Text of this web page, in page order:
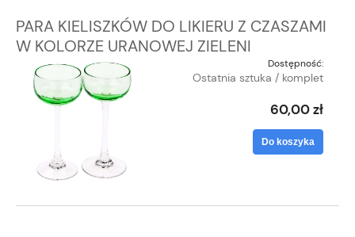
PARA KIELISZKÓW DO LIKIERU Z CZASZAMI
W KOLORZE URANOWEJ ZIELENI
Dostępność:
Ostatnia sztuka / komplet
60,00 zł
Do koszyka